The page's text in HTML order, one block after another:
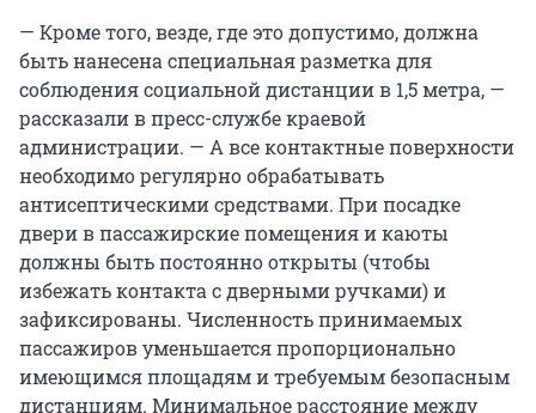
— Кроме того, везде, где это допустимо, должна
быть нанесена специальная разметка для
соблюдения социальной дистанции в 1,5 метра, —
рассказали в пресс-службе краевой
администрации. — А все контактные поверхности
необходимо регулярно обрабатывать
антисептическими средствами. При посадке
двери в пассажирские помещения и каюты
должны быть постоянно открыты (чтобы
избежать контакта с дверными ручками) и
зафиксированы. Численность принимаемых
пассажиров уменьшается пропорционально
имеющимся площадям и требуемым безопасным
дистанциям. Минимальное расстояние между